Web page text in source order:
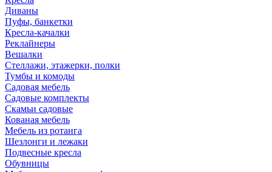
Диваны
Пуфы, банкетки
Кресла-качалки
Реклайнеры
Вешалки
Стеллажи, этажерки, полки
Тумбы и комоды
Садовая мебель
Садовые комплекты
Скамьи садовые
Кованая мебель
Мебель из ротанга
Шезлонги и лежаки
Подвесные кресла
Обувницы